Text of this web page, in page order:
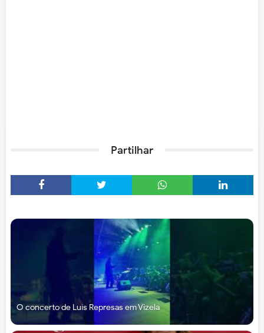
Partilhar
O concerto de Luís Represas em Vizela